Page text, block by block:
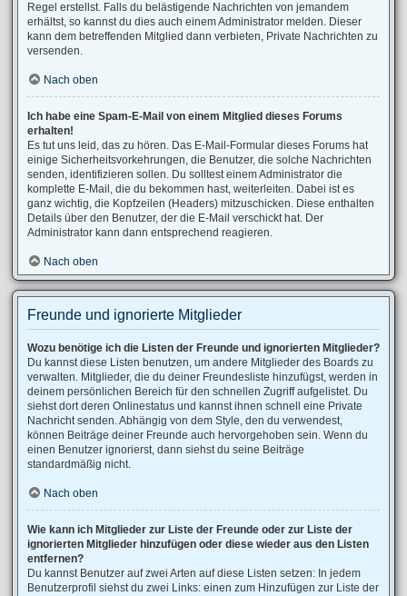
Regel erstellst. Falls du belästigende Nachrichten von jemandem
erhältst, so kannst du dies auch einem Administrator melden. Dieser
kann dem betreffenden Mitglied dann verbieten, Private Nachrichten zu
versenden.
Nach oben
Ich habe eine Spam-E-Mail von einem Mitglied dieses Forums
erhalten!
Es tut uns leid, das zu hören. Das E-Mail-Formular dieses Forums hat
einige Sicherheitsvorkehrungen, die Benutzer, die solche Nachrichten
senden, identifizieren sollen. Du solltest einem Administrator die
komplette E-Mail, die du bekommen hast, weiterleiten. Dabei ist es
ganz wichtig, die Kopfzeilen (Headers) mitzuschicken. Diese enthalten
Details über den Benutzer, der die E-Mail verschickt hat. Der
Administrator kann dann entsprechend reagieren.
Nach oben
Freunde und ignorierte Mitglieder
Wozu benötige ich die Listen der Freunde und ignorierten Mitglieder?
Du kannst diese Listen benutzen, um andere Mitglieder des Boards zu
verwalten. Mitglieder, die du deiner Freundesliste hinzufügst, werden in
deinem persönlichen Bereich für den schnellen Zugriff aufgelistet. Du
siehst dort deren Onlinestatus und kannst ihnen schnell eine Private
Nachricht senden. Abhängig von dem Style, den du verwendest,
können Beiträge deiner Freunde auch hervorgehoben sein. Wenn du
einen Benutzer ignorierst, dann siehst du seine Beiträge
standardmäßig nicht.
Nach oben
Wie kann ich Mitglieder zur Liste der Freunde oder zur Liste der
ignorierten Mitglieder hinzufügen oder diese wieder aus den Listen
entfernen?
Du kannst Benutzer auf zwei Arten auf diese Listen setzen: In jedem
Benutzerprofil siehst du zwei Links: einen zum Hinzufügen zur Liste der